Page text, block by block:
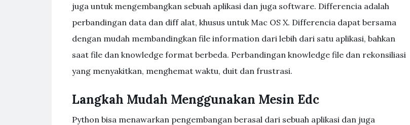
juga untuk mengembangkan sebuah aplikasi dan juga software. Differencia adalah
perbandingan data dan diff alat, khusus untuk Mac OS X. Differencia dapat bersama
dengan mudah membandingkan file information dari lebih dari satu aplikasi, bahkan
saat file dan knowledge format berbeda. Perbandingan knowledge file dan rekonsiliasi
yang menyakitkan, menghemat waktu, duit dan frustrasi.
Langkah Mudah Menggunakan Mesin Edc
Python bisa menawarkan pengembangan berasal dari sebuah aplikasi dan juga